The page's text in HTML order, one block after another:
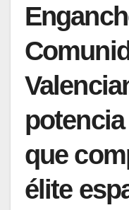
que
élite